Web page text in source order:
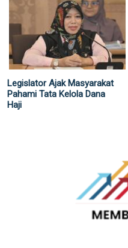
Legislator Ajak Masyarakat
Pahami Tata Kelola Dana
Haji